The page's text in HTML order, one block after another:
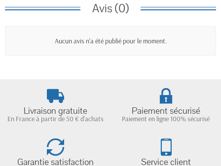
Avis (0)
Aucun avis n'a été publié pour le moment.
Livraison gratuite
En France à partir de 50 € d'achats
Paiement sécurisé
Paiement en ligne 100% sécurisé
Garantie satisfaction Service client